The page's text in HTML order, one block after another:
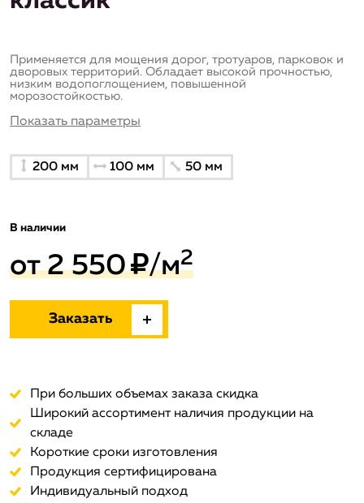
Применяется для мощения дорог, тротуаров, парковок и
дворовых территорий. Обладает высокой прочностью,
низким водопоглощением, повышенной
морозостойкостью.
Показать параметры
200 мм 100 мм 50 мм
В наличии
от 2 550 /м2
Заказать
При больших объемах заказа скидка
Широкий ассортимент наличия продукции на
складе
Короткие сроки изготовления
Продукция сертифицирована
Индивидуальный подход